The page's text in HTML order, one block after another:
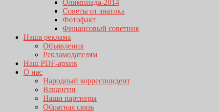
Олимпиада-2014
Советы от знатока
Фотофакт
Финансовый советник
Наша реклама
Объявления
Рекламодателям
Наш PDF-архив
О нас
Народный корреспондент
Вакансии
Наши партнеры
Обратная связь